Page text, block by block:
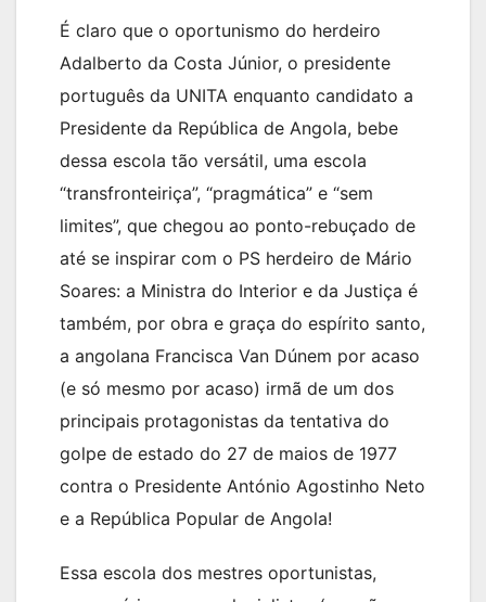
É claro que o oportunismo do herdeiro
Adalberto da Costa Júnior, o presidente
português da UNITA enquanto candidato a
Presidente da República de Angola, bebe
dessa escola tão versátil, uma escola
“transfronteiriça”, “pragmática” e “sem
limites”, que chegou ao ponto-rebuçado de
até se inspirar com o PS herdeiro de Mário
Soares: a Ministra do Interior e da Justiça é
também, por obra e graça do espírito santo,
a angolana Francisca Van Dúnem por acaso
(e só mesmo por acaso) irmã de um dos
principais protagonistas da tentativa do
golpe de estado do 27 de maios de 1977
contra o Presidente António Agostinho Neto
e a República Popular de Angola!
Essa escola dos mestres oportunistas,